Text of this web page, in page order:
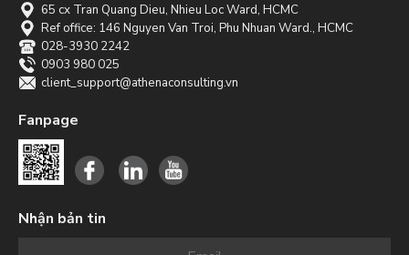
65 cx Tran Quang Dieu, Nhieu Loc Ward, HCMC
Ref office: 146 Nguyen Van Troi, Phu Nhuan Ward., HCMC
028-3930 2242
0903 980 025
client_support@athenaconsulting.vn
Fanpage
Nhận bản tin